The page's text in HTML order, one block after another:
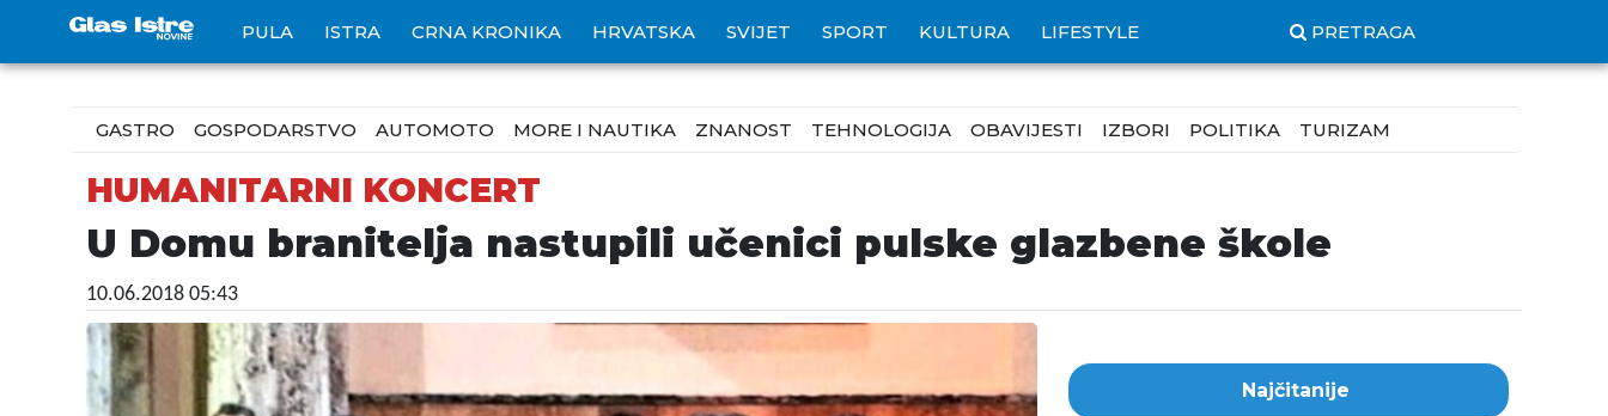
PULA ISTRA CRNA KRONIKA HRVATSKA SVIJET SPORT KULTURA LIFESTYLE PRETRAGA
GASTRO GOSPODARSTVO AUTOMOTO MORE I NAUTIKA ZNANOST TEHNOLOGIJA OBAVIJESTI IZBORI POLITIKA TURIZAM
HUMANITARNI KONCERT
U Domu branitelja nastupili učenici pulske glazbene škole
10.06.2018 05:43
Najčitanije